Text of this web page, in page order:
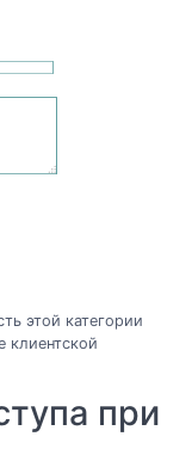
этой категории
клиентской
при